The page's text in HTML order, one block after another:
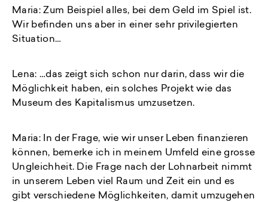
Maria: Zum Beispiel alles, bei dem Geld im Spiel ist.
Wir befinden uns aber in einer sehr privilegierten
Situation…
Lena: …das zeigt sich schon nur darin, dass wir die
Möglichkeit haben, ein solches Projekt wie das
Museum des Kapitalismus umzusetzen.
Maria: In der Frage, wie wir unser Leben finanzieren
können, bemerke ich in meinem Umfeld eine grosse
Ungleichheit. Die Frage nach der Lohnarbeit nimmt
in unserem Leben viel Raum und Zeit ein und es
gibt verschiedene Möglichkeiten, damit umzugehen